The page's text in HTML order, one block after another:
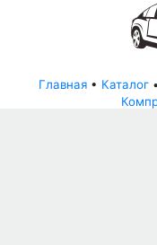
Главная• Каталог•